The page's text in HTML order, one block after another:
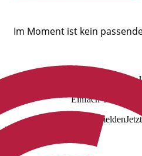
Im Moment ist kein
Nicht der richtige
Einfach Teil
Jetzt anmelden
Uns folgen